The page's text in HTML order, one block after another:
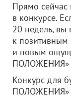
Прямо сейчас
в конкурсе.
20 недель, вы
к
и новым
ПОЛОЖЕНИЯ»
Конкурс для
ПОЛОЖЕНИЯ»